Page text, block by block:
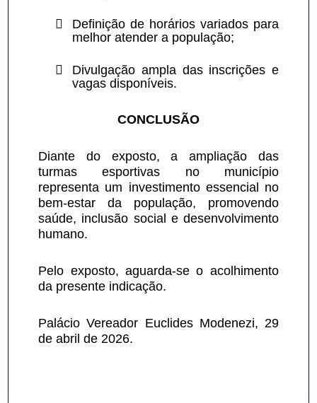

Definição de horários variados para
melhor atender a população;

Divulgação ampla das inscrições e
vagas disponíveis.
CONCLUSÃO
Diante do exposto, a ampliação das
turmas esportivas no município
representa um investimento essencial no
bem-estar da população, promovendo
saúde, inclusão social e desenvolvimento
humano.
Pelo exposto, aguarda-se o acolhimento
da presente indicação.
Palácio Vereador Euclides Modenezi, 29
de abril de 2026.